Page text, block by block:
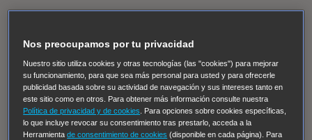
Thomas, el ojo del FBI Pan Am Dawson crece
Insomnia El Guardián The Blacklist Cinco en familia
Hudson & Rex Diez libras y un sueño Mr Loverman
Regreso al futuro III NUEVE CUERPOS Los últimos
Nos preocupamos por tu privacidad
Nuestro sitio utiliza cookies y otras tecnologías (las "cookies") para mejorar
su funcionamiento, para que sea más personal para usted y para ofrecerle
publicidad basada sobre su actividad de navegación y sus intereses tanto en
este sitio como en otros. Para obtener más información consulte nuestra
Política de privacidad y de cookies
. Para opciones sobre cookies específicas,
lo que incluye revocar su consentimiento tras prestarlo, acceda a la
Herramientade consentimiento de cookies (disponible en cada página). Para